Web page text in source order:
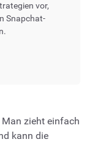
vor,
Snapchat-
zieht einfach
kann die